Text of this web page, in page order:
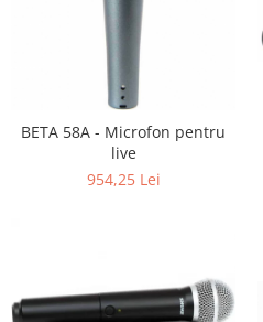
BETA 58A - Microfon pentru
live
954,25 Lei